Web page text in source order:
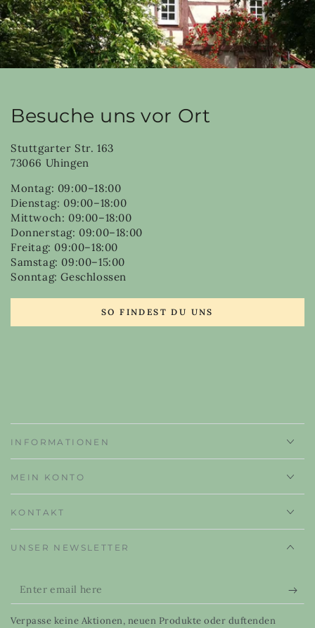
Besuche uns vor Ort
Stuttgarter Str. 163
73066 Uhingen
Montag: 09:00–18:00
Dienstag: 09:00–18:00
Mittwoch: 09:00–18:00
Donnerstag: 09:00–18:00
Freitag: 09:00–18:00
Samstag: 09:00–15:00
Sonntag: Geschlossen
SO FINDEST DU UNS
INFORMATIONEN
MEIN KONTO
KONTAKT
UNSER NEWSLETTER
Enter
email
Verpasse keine Aktionen, neuen Produkte oder duftenden